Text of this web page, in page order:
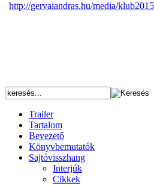
http://gervaiandras.hu/media/
Trailer
Tartalom
Bevezető
Könyvbemutatók
Sajtóvisszhang
Interjúk
Cikkek